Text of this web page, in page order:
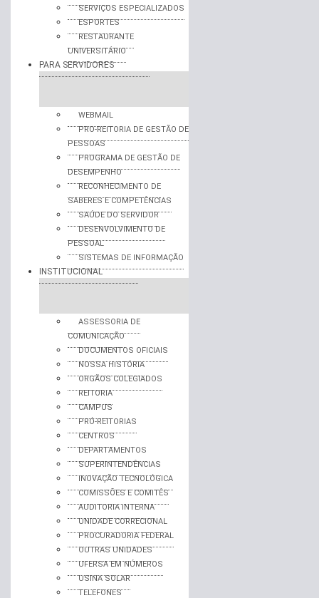
SERVIÇOS ESPECIALIZADOS
ESPORTES
RESTAURANTE
UNIVERSITÁRIO
PARA SERVIDORES
WEBMAIL
PRO-REITORIA DE GESTÃO DE
PESSOAS
PROGRAMA DE GESTÃO DE
DESEMPENHO
RECONHECIMENTO DE
SABERES E COMPETÊNCIAS
SAÚDE DO SERVIDOR
DESENVOLVIMENTO DE
PESSOAL
SISTEMAS DE INFORMAÇÃO
INSTITUCIONAL
ASSESSORIA DE
COMUNICAÇÃO
DOCUMENTOS OFICIAIS
NOSSA HISTÓRIA
ORGÃOS COLEGIADOS
REITORIA
CAMPUS
PRÓ-REITORIAS
CENTROS
DEPARTAMENTOS
SUPERINTENDÊNCIAS
INOVAÇÃO TECNOLÓGICA
COMISSÕES E COMITÊS
AUDITORIA INTERNA
UNIDADE CORRECIONAL
PROCURADORIA FEDERAL
OUTRAS UNIDADES
UFERSA EM NÚMEROS
USINA SOLAR
TELEFONES